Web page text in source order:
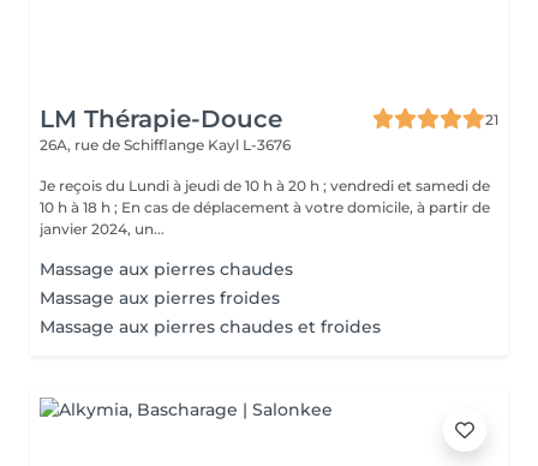
LM Thérapie-Douce
21
26A, rue de Schifflange Kayl L-3676
Je reçois du Lundi à jeudi de 10 h à 20 h ; vendredi et samedi de
10 h à 18 h ; En cas de déplacement à votre domicile, à partir de
janvier 2024, un...
Massage aux pierres chaudes
Massage aux pierres froides
Massage aux pierres chaudes et froides